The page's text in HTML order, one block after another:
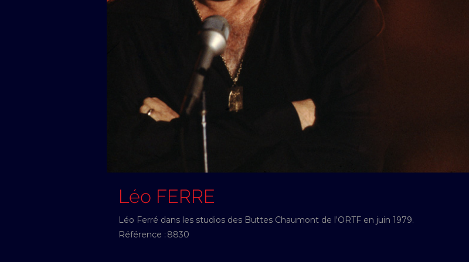
Léo FERRE
Léo Ferré dans les studios des Buttes Chaumont de l’ORTF en juin 1979.
Référence : 8830